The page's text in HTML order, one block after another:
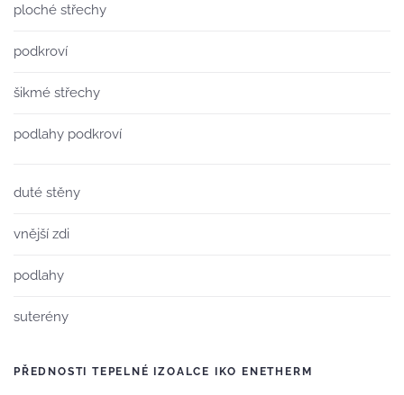
ploché střechy
podkroví
šikmé střechy
podlahy podkroví
duté stěny
vnější zdi
podlahy
suterény
PŘEDNOSTI TEPELNÉ IZOALCE IKO ENETHERM